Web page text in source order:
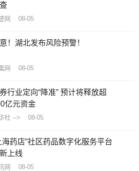
网 08-05
！湖北发布风险预警！
网 08-05
行业定向“降准” 预计将释放超
亿元资金
社 --> 08-05
海药店”社区药品数字化服务平台
上线
网 08-05